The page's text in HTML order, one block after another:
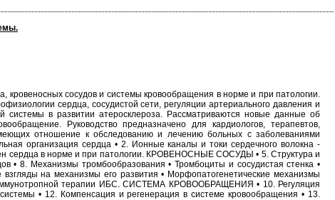
сосудов и системы кровообращения в норме и при патологии.
сердца, сосудистой сети, регуляции артериального давления и
системы в развитии атеросклероза. Рассматриваются новые данные об
Руководство предназначено для кардиологов, терапевтов,
отношение к обследованию и лечению больных с заболеваниями
организация сердца • 2. Ионные каналы и токи сердечного волокна -
сердца в норме и при патологии. КРОВЕНОСНЫЕ СОСУДЫ • 5. Структура и
• 8. Механизмы тромбообразования • Тромбоциты и сосудистая стенка •
на механизмы его развития • Морфопатогенетические механизмы
иммунотропной терапии ИБС. СИСТЕМА КРОВООБРАЩЕНИЯ • 10. Регуляция
• 12. Компенсация и регенерация в системе кровообращения • 13.